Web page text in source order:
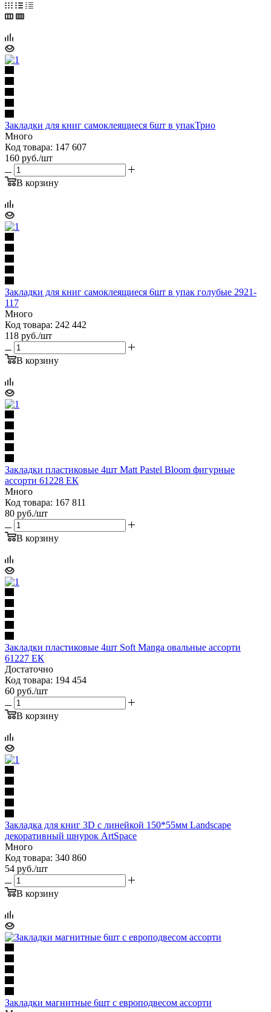
Закладки для книг самоклеящиеся 6шт в упакТрио
Много
Код товара: 147 607
160 руб./шт
В корзину
Закладки для книг самоклеящиеся 6шт в упак голубые 2921-
117
Много
Код товара: 242 442
118 руб./шт
В корзину
Закладки пластиковые 4шт Matt Pastel Bloom фигурные
ассорти 61228 ЕК
Много
Код товара: 167 811
80 руб./шт
В корзину
Закладки пластиковые 4шт Soft Manga овальные ассорти
61227 ЕК
Достаточно
Код товара: 194 454
60 руб./шт
В корзину
Закладка для книг 3D с линейкой 150*55мм Landscape
декоративный шнурок ArtSpace
Много
Код товара: 340 860
54 руб./шт
В корзину
Закладки магнитные 6шт c европодвесом ассорти